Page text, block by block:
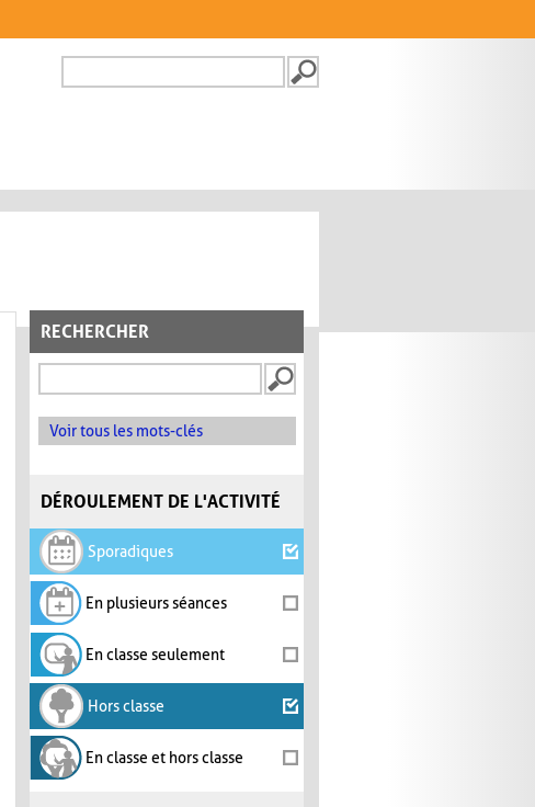
FORMULAIRE DE
RECHERCHER
Voir tous les mots-clés
DÉROULEMENT DE L'ACTIVITÉ
Sporadiques
En plusieurs séances
En classe seulement
Hors classe
En classe et hors classe